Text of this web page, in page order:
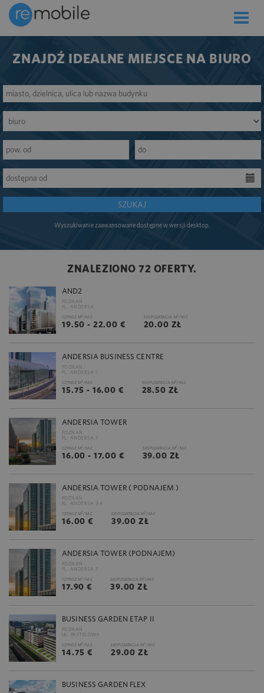
Toggle
ZNAJDŹ IDEALNE MIEJSCE NA BIURO
SZUKAJ
Wyszukiwanie zaawansowane dostępne w wersji desktop.
ZNALEZIONO 72 OFERTY.
AND2
POZNAŃ
PL. ANDERSA
CZYNSZ M2 /M-C
19.50 - 22.00 €
EKSPLOATACJA M2 /M-C
20.00 ZŁ
ANDERSIA BUSINESS CENTRE
POZNAŃ
PL. ANDERSA 7
CZYNSZ M2 /M-C
15.75 - 16.00 €
EKSPLOATACJA M2 /M-C
28.50 ZŁ
ANDERSIA TOWER
POZNAŃ
PL. ANDERSA 3
CZYNSZ M2 /M-C
16.00 - 17.00 €
EKSPLOATACJA M2 /M-C
39.00 ZŁ
ANDERSIA TOWER ( PODNAJEM )
POZNAŃ
PL. ANDERSA 3 A
CZYNSZ M2 /M-C
16.00 €
EKSPLOATACJA M2 /M-C
39.00 ZŁ
ANDERSIA TOWER (PODNAJEM)
POZNAŃ
PL. ANDERSA 3
CZYNSZ M2 /M-C
17.90 €
EKSPLOATACJA M2 /M-C
39.00 ZŁ
BUSINESS GARDEN ETAP II
POZNAŃ
UL. PASTELOWA
CZYNSZ M2 /M-C
14.75 €
EKSPLOATACJA M2 /M-C
29.00 ZŁ
BUSINESS GARDEN FLEX